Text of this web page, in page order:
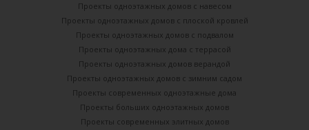
Проекты одноэтажных домов с навесом
Проекты одноэтажных домов с плоской кровлей
Проекты одноэтажных домов с подвалом
Проекты одноэтажных дома с террасой
Проекты одноэтажных домов верандой
Проекты одноэтажных домов с зимним садом
Проекты современных одноэтажные дома
Проекты больших одноэтажных домов
Проекты современных элитных домов